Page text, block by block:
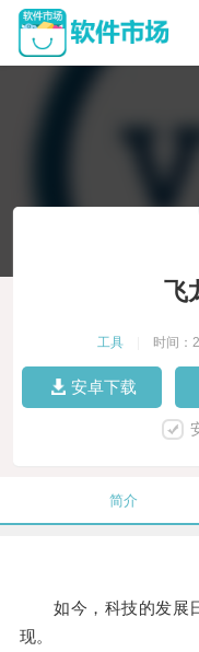
工具 时间：
安卓下载
简介
如今，科技的发展日
现。